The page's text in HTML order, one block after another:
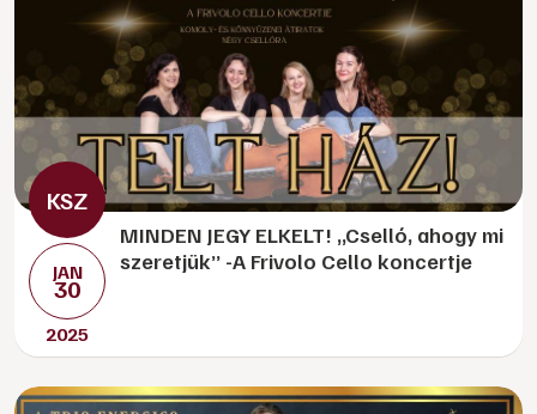
JAN
30
2025
MINDEN JEGY ELKELT! „Cselló, ahogy mi
szeretjük” -A Frivolo Cello koncertje